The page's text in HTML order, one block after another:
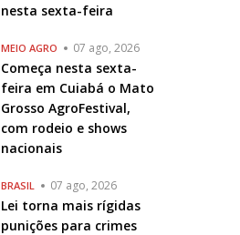
nesta sexta-feira
MEIO AGRO 07 ago, 2026
Começa nesta sexta-
feira em Cuiabá o Mato
Grosso AgroFestival,
com rodeio e shows
nacionais
BRASIL 07 ago, 2026
Lei torna mais rígidas
punições para crimes